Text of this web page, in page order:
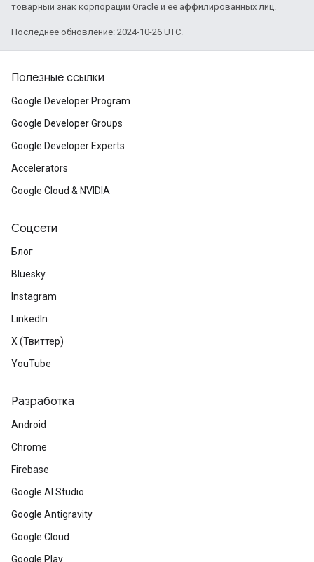
товарный знак корпорации Oracle и ее аффилированных лиц.
Последнее обновление: 2024-10-26 UTC.
Полезные ссылки
Google Developer Program
Google Developer Groups
Google Developer Experts
Accelerators
Google Cloud & NVIDIA
Соцсети
Блог
Bluesky
Instagram
LinkedIn
X (Твиттер)
YouTube
Разработка
Android
Chrome
Firebase
Google AI Studio
Google Antigravity
Google Cloud
Google Play